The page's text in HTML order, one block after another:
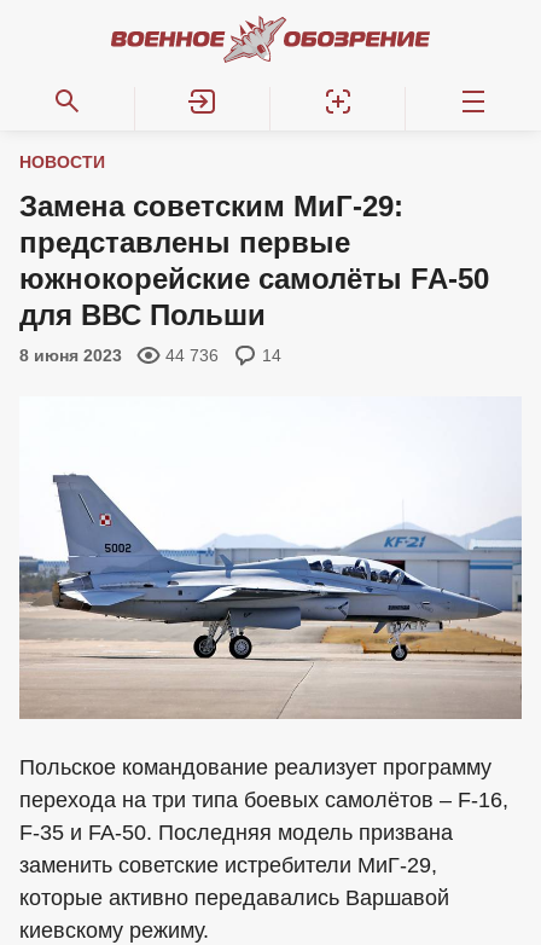
НОВОСТИ
Замена советским МиГ-29:
представлены первые
южнокорейские самолёты FA-50
для ВВС Польши
8 июня 2023 44 736 14
Польское командование реализует программу
перехода на три типа боевых самолётов – F-16,
F-35 и FA-50. Последняя модель призвана
заменить советские истребители МиГ-29,
которые активно передавались Варшавой
киевскому режиму.